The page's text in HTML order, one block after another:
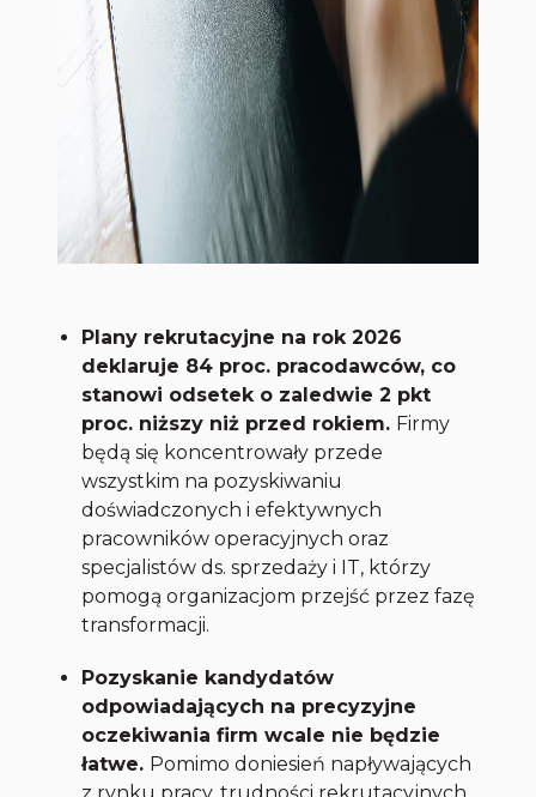
Plany rekrutacyjne na rok 2026
deklaruje 84 proc. pracodawców, co
stanowi odsetek o zaledwie 2 pkt
proc. niższy niż przed rokiem. Firmy
będą się koncentrowały przede
wszystkim na pozyskiwaniu
doświadczonych i efektywnych
pracowników operacyjnych oraz
specjalistów ds. sprzedaży i IT, którzy
pomogą organizacjom przejść przez fazę
transformacji.
Pozyskanie kandydatów
odpowiadających na precyzyjne
oczekiwania firm wcale nie będzie
łatwe. Pomimo doniesień napływających